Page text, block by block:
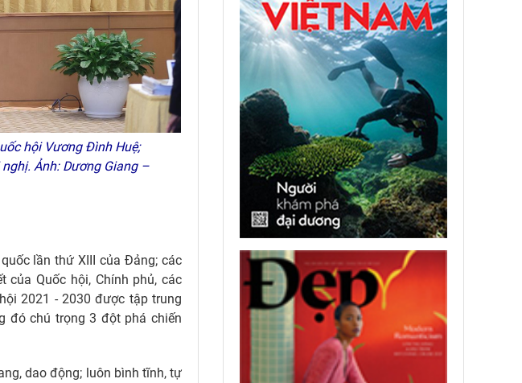
hội Vương Đình Huệ;
Ảnh: Dương Giang –
lần thứ XIII của Đảng; các
của Quốc hội, Chính phủ, các
2021 - 2030 được tập trung
đó chú trọng 3 đột phá chiến
dao động; luôn bình tĩnh, tự